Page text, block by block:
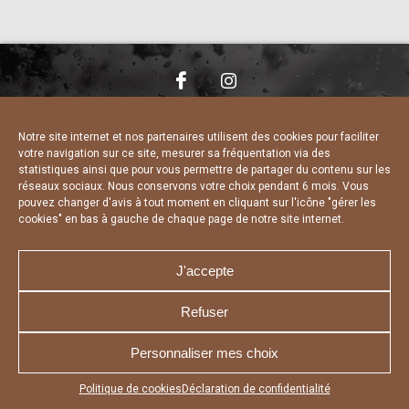
Notre site internet et nos partenaires utilisent des cookies pour faciliter
votre navigation sur ce site, mesurer sa fréquentation via des
statistiques ainsi que pour vous permettre de partager du contenu sur les
réseaux sociaux. Nous conservons votre choix pendant 6 mois. Vous
pouvez changer d'avis à tout moment en cliquant sur l'icône "gérer les
cookies" en bas à gauche de chaque page de notre site internet.
J'accepte
Refuser
Personnaliser mes choix
Politique de cookies Déclaration de confidentialité
Appuyez sur le bouton partager en bas de votre
CHARTE DE CONFIDENTIALITÉ
DÉCLARATION DE CONFIDENTIALITÉ
POLITIQUE D’UTILISATION DES COOKIES
RÉALISÉ PAR L’AGENCE WEB A3 WEB